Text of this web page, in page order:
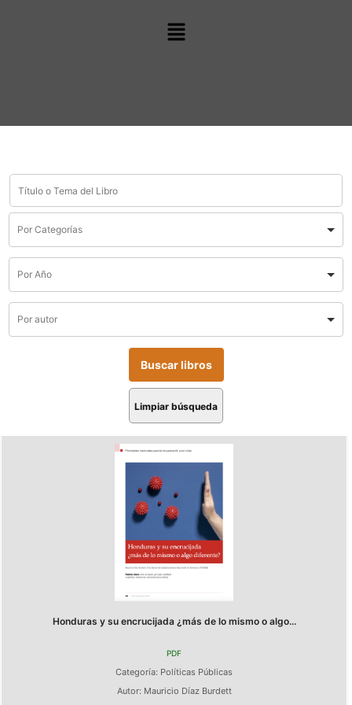
Limpiar búsqueda
Honduras y su encrucijada ¿más de lo mismo o algo...
PDF
Categoría: Políticas Públicas
Autor: Mauricio Díaz Burdett